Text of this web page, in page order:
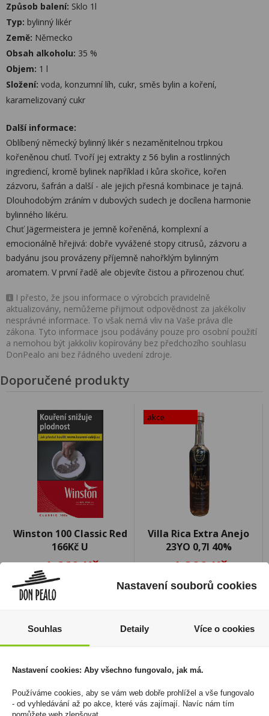
Způsob balení: Sklo 1l
Typ: bylinný likér
Země: Německo
Obsah alkoholu: 35 %
Objem: 1 l
Složení: voda, konzumní líh, cukr, směs bylin a koření,
karamelizovaný cukr
Další informace:
Oblíbený německý bylinný likér s nezaměnitelnou trpkou
kořeněnou chuťí. Tvoří jej extrakty z 56 bylin a rostlinných
ingrediencí, kromě bylinek například i kůra skořice, kořen
zázvoru, šafrán a další - ale jejich přesná kombinace je tajná.
Dlouhodobým zráním v dubových sudech je docílena harmonie
bylinného likéru.
Chuť Jägermeistera je jemně kořeněná, komplexní a
emocionálně hřejivá: dobře vyvážené stopy citrusů, zázvoru a
badyánu jsou provázeny příjemně nahořklým bylinným
aromatem. V první řadě ale objevíte čistou a přirozenou chuť.
I přesto, že jsou informace o výrobcích pravidelně
aktualizovány, nemůžeme přijmout odpovědnost za jakékoliv
nesprávné informace. To však nemá vliv na Vaše práva dle
zákona. Tyto informace jsou podávány pouze pro osobní použití
a nemohou být jakkoliv kopírovány bez předchozího souhlasu
DonPealo ani bez řádného uvedení zdroje.
Doporučené produkty
Winston 100 Classic Red
166Kč U
1 660 Kč
Cena za:
Skladem:více než 500
akce
Villa Rica Extra Anejo
23YO 0,7l 40%
1 399 Kč
Cena za:1 ks
Nastavení souborů cookies
Souhlas Detaily Více o cookies
Nastavení cookies: Aby všechno fungovalo, jak má.
Používáme cookies, aby se vám web dobře prohlížel a vše fungovalo
- od vyhledávání až po akce, které vás zajímají. Navíc nám tím